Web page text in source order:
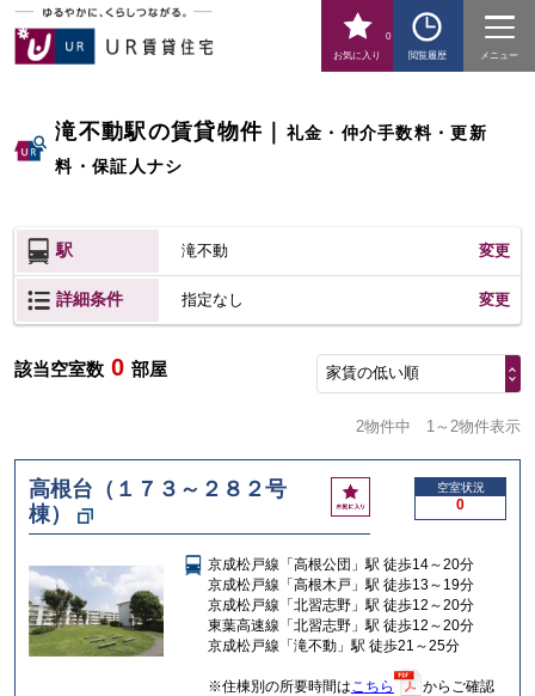
お気に入り
0
閲覧履歴
メニュー
滝不動駅の賃貸物件
礼金・仲介手数料・更新
料・保証人ナシ
駅 滝不動 変更
詳細条件 指定なし 変更
該当空室数 0 部屋 家賃の低い順
2物件中 1～2物件表示
高根台（１７３～２８２号
棟）
お
気
に
入
り
空室状況
0
京成松戸線「高根公団」駅 徒歩14～20分
京成松戸線「高根木戸」駅 徒歩13～19分
京成松戸線「北習志野」駅 徒歩12～20分
東葉高速線「北習志野」駅 徒歩12～20分
京成松戸線「滝不動」駅 徒歩21～25分
※住棟別の所要時間は こちら
からご確認